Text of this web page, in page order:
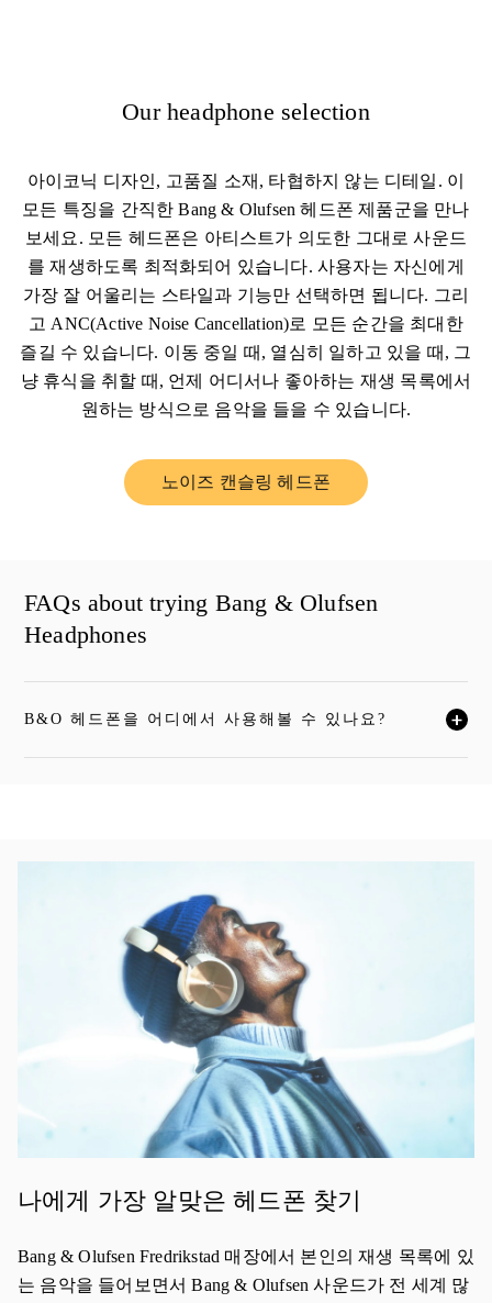
Our headphone selection
아이코닉 디자인, 고품질 소재, 타협하지 않는 디테일. 이
모든 특징을 간직한 Bang & Olufsen 헤드폰 제품군을 만나
보세요. 모든 헤드폰은 아티스트가 의도한 그대로 사운드
를 재생하도록 최적화되어 있습니다. 사용자는 자신에게
가장 잘 어울리는 스타일과 기능만 선택하면 됩니다. 그리
고 ANC(Active Noise Cancellation)로 모든 순간을 최대한
즐길 수 있습니다. 이동 중일 때, 열심히 일하고 있을 때, 그
냥 휴식을 취할 때, 언제 어디서나 좋아하는 재생 목록에서
원하는 방식으로 음악을 들을 수 있습니다.
노이즈 캔슬링 헤드폰
Link Opens in New Tab
FAQs about trying Bang & Olufsen
Headphones
B&O 헤드폰을 어디에서 사용해볼 수 있나요?
자세한 내용을 보시려면 클릭하세요
나에게 가장 알맞은 헤드폰 찾기
Bang & Olufsen Fredrikstad 매장에서 본인의 재생 목록에 있
는 음악을 들어보면서 Bang & Olufsen 사운드가 전 세계 많